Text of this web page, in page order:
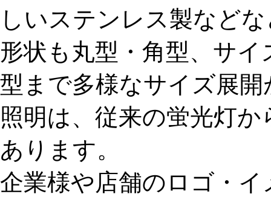
しいステンレス製など
形状も丸型・角型、サ
型まで多様なサイズ展
照明は、従来の蛍光灯
あります。
企業様や店舗のロゴ・